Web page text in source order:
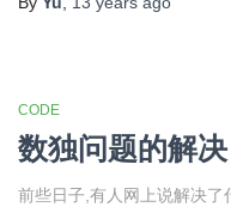
CODE
数独问题的解决
前些日子,有人网上说解决了